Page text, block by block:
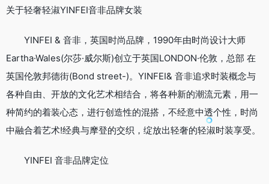
关于轻奢轻淑YINFEI音非品牌女装
YINFEI & 音非，英国时尚品牌，1990年由时尚设计大师
Eartha·Wales(尔莎·威尔斯)创立于英国LONDON·伦敦，总部 在
英国伦敦邦德街(Bond street-)。YINFEI& 音非追求时装概念与
各种自由、开放的文化艺术相结合，将各种新的潮流元素，用一
种简约的着装心态，进行创造性的混搭，不经意中透个性，时尚
中融合着艺术!经典与摩登的交织，绽放出轻奢的轻淑时装享受。
YINFEI 音非品牌定位